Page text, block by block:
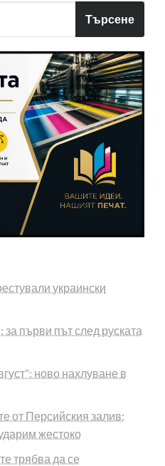
Търсене
украински
първи път след руската
ново нахлуване в
от Персийския залив:
жестоко
трябва да се